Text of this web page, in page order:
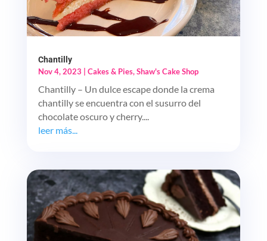
Chantilly
Nov 4, 2023
Cakes & Pies,Shaw's Cake Shop
Chantilly – Un dulce escape donde la crema
chantilly se encuentra con el susurro del
chocolate oscuro y cherry....
leer más...